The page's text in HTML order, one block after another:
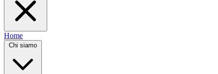
Home
Chi siamo